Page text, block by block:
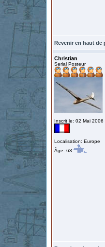
Revenir en haut de
Christian
Serial Posteur
Inscrit le: 02 Mai 2006
Localisation: Europe
Âge: 63